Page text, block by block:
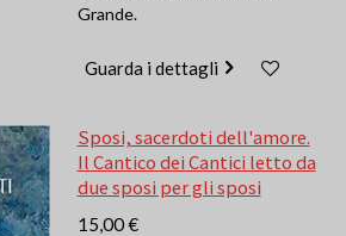
Grande.
Guarda i dettagli
Sposi, sacerdoti dell'amore.
Il Cantico dei Cantici letto da
due sposi per gli sposi
15,00 €